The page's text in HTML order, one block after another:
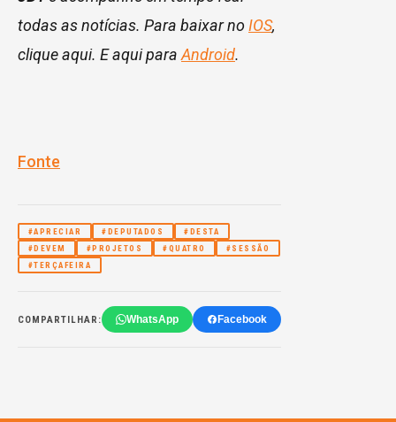
todas as notícias. Para baixar no IOS,
clique aqui. E aqui para Android.
Fonte
#APRECIAR #DEPUTADOS
#DESTA
#DEVEM
#PROJETOS #QUATRO
#SESSÃO
#TERÇAFEIRA
COMPARTILHAR: WhatsApp Facebook